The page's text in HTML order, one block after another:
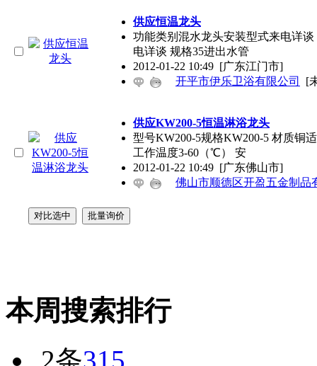
供应恒温龙头
功能类别混水龙头安装型式来电详
电详谈 规格35进出水管
2012-01-22 10:49 [广东江门市]
开平市伊乐卫浴有限公司
[
供应KW200-5恒温淋浴龙头
型号KW200-5规格KW200-5 材质铜
工作温度3-60（℃） 安
2012-01-22 10:49 [广东佛山市]
佛山市顺德区开盈五金制品
本周搜索排行
2条315